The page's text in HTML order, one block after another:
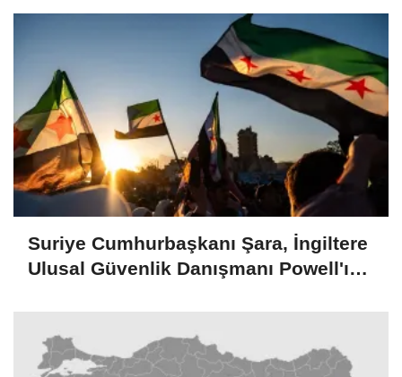
Suriye Cumhurbaşkanı Şara, İngiltere
Ulusal Güvenlik Danışmanı Powell'ı